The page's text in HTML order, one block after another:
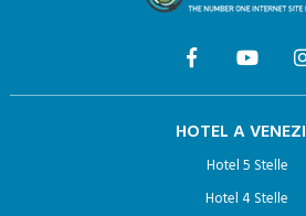
HOTEL A VENEZIA